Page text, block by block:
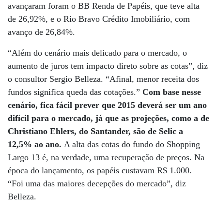
avançaram foram o BB Renda de Papéis, que teve alta
de 26,92%, e o Rio Bravo Crédito Imobiliário, com
avanço de 26,84%.
“Além do cenário mais delicado para o mercado, o
aumento de juros tem impacto direto sobre as cotas”, diz
o consultor Sergio Belleza. “Afinal, menor receita dos
fundos significa queda das cotações.” Com base nesse
cenário, fica fácil prever que 2015 deverá ser um ano
difícil para o mercado, já que as projeções, como a de
Christiano Ehlers, do San­tander, são de Selic a
12,5% ao ano. A alta das cotas do fundo do Shopping
Largo 13 é, na verdade, uma recuperação de preços. Na
época do lançamento, os papéis custavam R$ 1.000.
“Foi uma das maiores decepções do mercado”, diz
Belleza.